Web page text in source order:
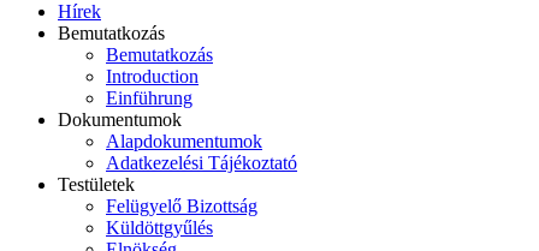
Hírek
Bemutatkozás
Bemutatkozás
Introduction
Einführung
Dokumentumok
Alapdokumentumok
Adatkezelési Tájékoztató
Testületek
Felügyelő Bizottság
Küldöttgyűlés